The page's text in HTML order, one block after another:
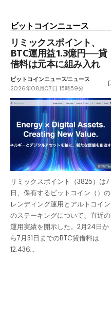
ビットコインニュース
リミックスポイント、
BTC運用益1.3億円──貸
借料は元本に組み入れ
ビットコインニュースニュース
2026年08月07日 15時59分
リミックスポイント（3825）は7
日、保有するビットコイン（）の
レンディング運用とアルトコイン
のステーキングについて、直近の
運用実績を開示した。2月24日か
ら7月31日までのBTC貸借料は
12.436…